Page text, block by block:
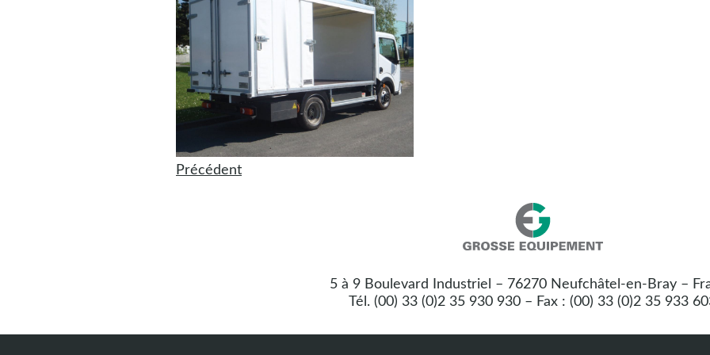
Précédent
coordonnées
Equipement
5 à 9 Boulevard Industriel – 76270 Neufchâtel-en-Bray –
Tél. (00) 33 (0)2 35 930 930 – Fax : (00) 33 (0)2 35 933